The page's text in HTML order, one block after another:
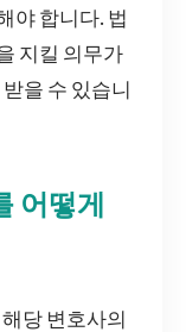
야 합니다. 법
지킬 의무가
을 수 있습니
어떻게
당 변호사의